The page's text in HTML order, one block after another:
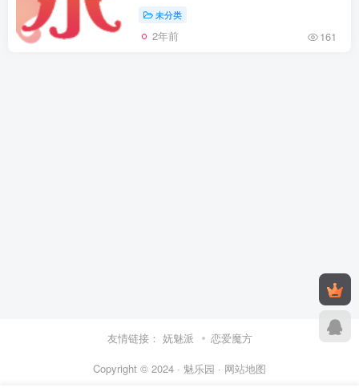
未分类
2年前 161
友情链接： 妩魅派
恋爱魔方
Copyright © 2024 · 魅乐园 · 网站地图